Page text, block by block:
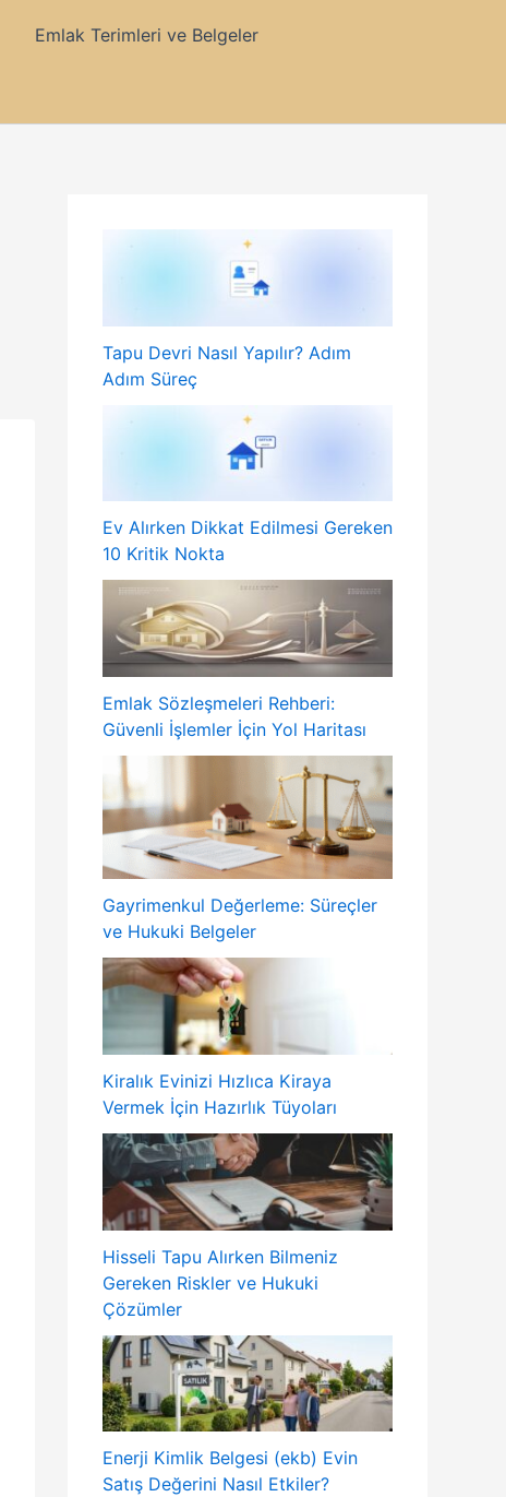
Emlak Terimleri ve Belgeler
Tapu Devri Nasıl Yapılır? Adım
Adım Süreç
Ev Alırken Dikkat Edilmesi Gereken
10 Kritik Nokta
Emlak Sözleşmeleri Rehberi:
Güvenli İşlemler İçin Yol Haritası
Gayrimenkul Değerleme: Süreçler
ve Hukuki Belgeler
Kiralık Evinizi Hızlıca Kiraya
Vermek İçin Hazırlık Tüyoları
Hisseli Tapu Alırken Bilmeniz
Gereken Riskler ve Hukuki
Çözümler
Enerji Kimlik Belgesi (ekb) Evin
Satış Değerini Nasıl Etkiler?